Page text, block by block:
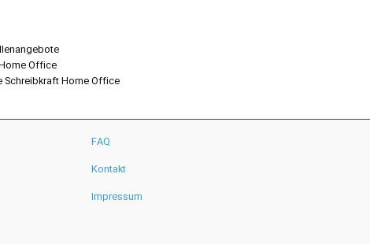
Office
Home Office
FAQ
Kontakt
Impressum